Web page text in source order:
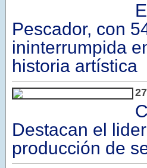
Pescador, con
ininterrumpida
historia artística
Destacan el
producción de